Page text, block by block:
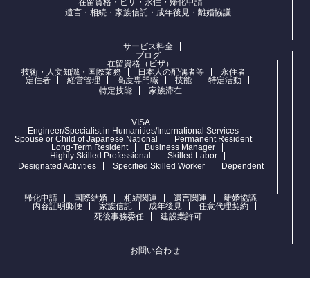
在留資格・ビザ・永住・帰化申請
遺言・相続・家族信託・成年後見・離婚協議
サービス料金
ブログ
在留資格（ビザ）
技術・人文知識・国際業務
日本人の配偶者等
永住者
定住者
経営管理 高度専門職 技能
特定活動
特定技能
家族滞在
VISA
Engineer/Specialist in Humanities/International Services
Spouse or Child of Japanese National
Permanent Resident
Long-Term Resident
Business Manager
Highly Skilled Professional
Skilled Labor
Designated Activities
Specified Skilled Worker Dependent
帰化申請 国際結婚 相続関連 遺言関連
離婚協議
内容証明郵便
家族信託 成年後見
任意代理契約
死後事務委任
建設業許可
お問い合わせ